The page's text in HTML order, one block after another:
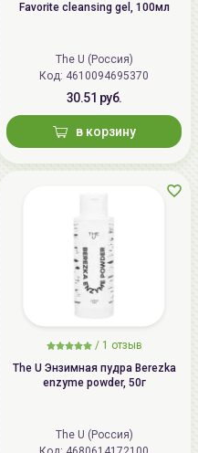
Favorite cleansing gel, 100мл
The U (Россия)
Код: 4610094695370
30.51 руб.
в корзину
/ 1 отзыв
The U Энзимная пудра Berezka
enzyme powder, 50г
The U (Россия)